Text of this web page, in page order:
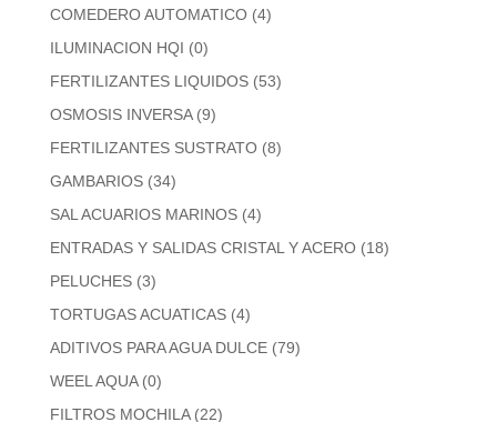
COMEDERO AUTOMATICO (4)
ILUMINACION HQI (0)
FERTILIZANTES LIQUIDOS (53)
OSMOSIS INVERSA (9)
FERTILIZANTES SUSTRATO (8)
GAMBARIOS (34)
SAL ACUARIOS MARINOS (4)
ENTRADAS Y SALIDAS CRISTAL Y ACERO (18)
PELUCHES (3)
TORTUGAS ACUATICAS (4)
ADITIVOS PARA AGUA DULCE (79)
WEEL AQUA (0)
FILTROS MOCHILA (22)